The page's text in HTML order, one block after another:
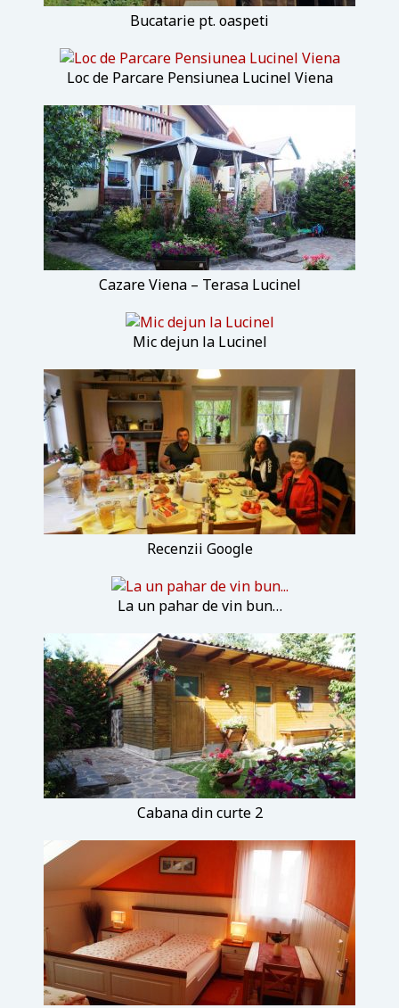
Bucatarie pt. oaspeti
Loc de Parcare Pensiunea Lucinel Viena
Cazare Viena – Terasa Lucinel
Mic dejun la Lucinel
Recenzii Google
La un pahar de vin bun…
Cabana din curte 2